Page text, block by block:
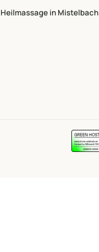
Heilmassage in Mistelbach